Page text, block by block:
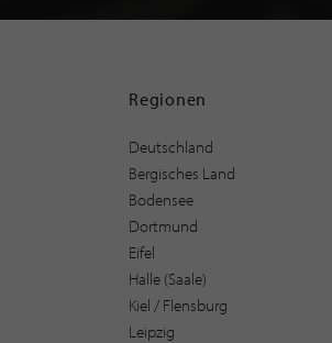
Regionen
Deutschland
Bergisches Land
Bodensee
Dortmund
Eifel
Halle (Saale)
Kiel / Flensburg
Leipzig